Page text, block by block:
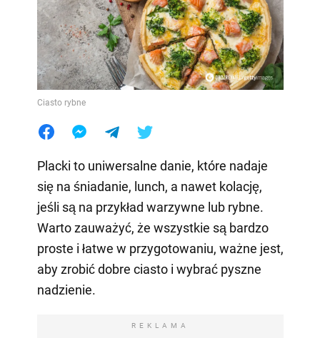
Ciasto rybne
Placki to uniwersalne danie, które nadaje
się na śniadanie, lunch, a nawet kolację,
jeśli są na przykład warzywne lub rybne.
Warto zauważyć, że wszystkie są bardzo
proste i łatwe w przygotowaniu, ważne jest,
aby zrobić dobre ciasto i wybrać pyszne
nadzienie.
REKLAMA